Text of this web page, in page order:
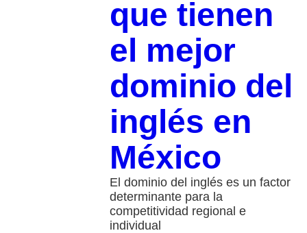
que tienen
el mejor
dominio del
inglés en
México
El dominio del inglés es un factor
determinante para la
competitividad regional e
individual